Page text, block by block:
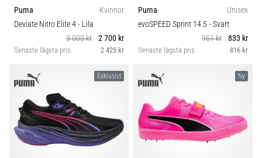
Puma
Kvinnor
Deviate Nitro Elite 4- Lila
3 000 kr
2 700 kr
Senaste lägsta pris 2 425 kr
Puma
Unisex
evoSPEED Sprint 14.5- Svart
951 kr
833 kr
Senaste lägsta pris 816 kr
Exklusivt Ny